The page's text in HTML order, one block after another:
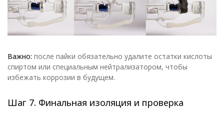
Важно: после пайки обязательно удалите остатки кислоты
спиртом или специальным нейтрализатором, чтобы
избежать коррозии в будущем.
Шаг 7. Финальная изоляция и проверка